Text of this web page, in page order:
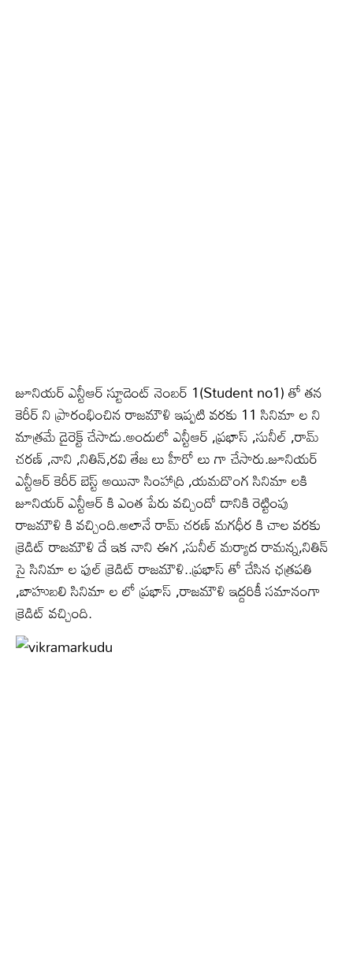
జూనియర్ ఎన్టీఆర్ స్టూడెంట్ నెంబర్ 1(Student no1) తో తన
కెరీర్ ని ప్రారంభించిన రాజమౌళి ఇప్పటి వరకు 11 సినిమా ల ని
మాత్రమే డైరెక్ట్ చేసాడు.అందులో ఎన్టీఆర్ ,ప్రభాస్ ,సునీల్ ,రామ్
చరణ్ ,నాని ,నితిన్,రవి తేజ లు హీరో లు గా చేసారు.జూనియర్
ఎన్టీఆర్ కెరీర్ బెస్ట్ అయినా సింహాద్రి ,యమదొంగ సినిమా లకి
జూనియర్ ఎన్టీఆర్ కి ఎంత పేరు వచ్చిందో దానికి రెట్టింపు
రాజమౌళి కి వచ్చింది.అలానే రామ్ చరణ్ మగధీర కి చాల వరకు
క్రెడిట్ రాజమౌళి దే ఇక నాని ఈగ ,సునీల్ మర్యాద రామన్న,నితిన్
సై సినిమా ల ఫుల్ క్రెడిట్ రాజమౌళి..ప్రభాస్ తో చేసిన ఛత్రపతి
,బాహుబలి సినిమా ల లో ప్రభాస్ ,రాజమౌళి ఇద్దరికీ సమానంగా
క్రెడిట్ వచ్చింది.